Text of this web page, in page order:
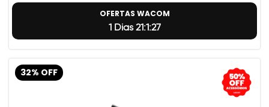
OFERTAS WACOM
1 Dias 21:1:26
32% OFF